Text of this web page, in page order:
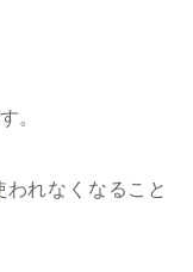
。
れなくなること